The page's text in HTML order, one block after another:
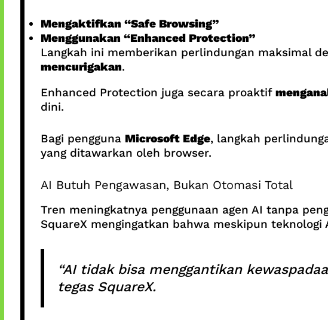
Mengaktifkan “Safe Browsing”
Menggunakan “Enhanced Protection”
Langkah ini memberikan perlindungan maksimal
mencurigakan.
Enhanced Protection juga secara proaktif
dini.
Bagi pengguna Microsoft Edge, langkah
yang ditawarkan oleh browser.
AI Butuh Pengawasan, Bukan Otomasi Total
Tren meningkatnya penggunaan agen AI tanpa
SquareX mengingatkan bahwa meskipun teknologi
“AI tidak bisa menggantikan
tegas SquareX.